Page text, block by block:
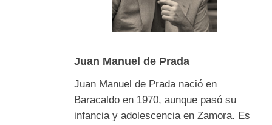
Juan Manuel de Prada
Juan Manuel de Prada nació en
Baracaldo en 1970, aunque pasó su
infancia y adolescencia en Zamora. Es